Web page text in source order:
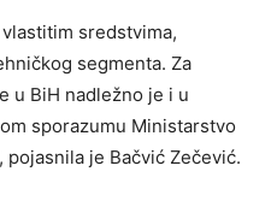
sredstvima,
segmenta. Za
u BiH nadležno je i u
sporazumu Ministarstvo
pojasnila je Bačvić Zečević.